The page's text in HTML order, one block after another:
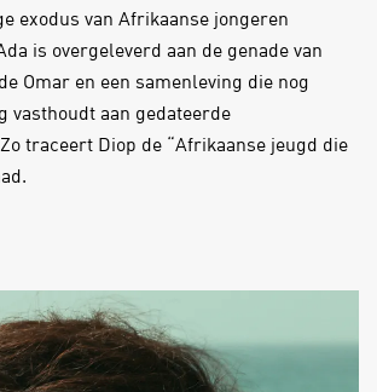
exodus van Afrikaanse jongeren
is overgeleverd aan de genade van
Omar en een samenleving die nog
vasthoudt aan gedateerde
traceert Diop de “Afrikaanse jeugd die